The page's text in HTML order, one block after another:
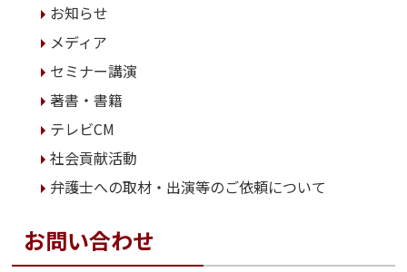
お知らせ
メディア
セミナー講演
著書・書籍
テレビCM
社会貢献活動
弁護士への取材・出演等のご依頼について
お問い合わせ